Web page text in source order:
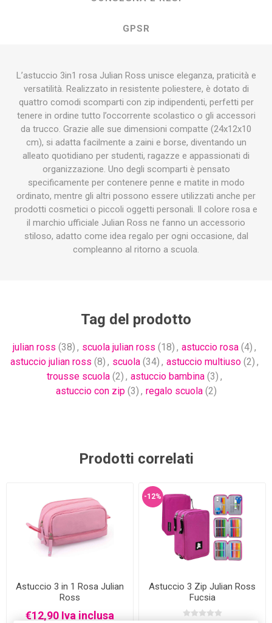
GPSR
L’astuccio 3in1 rosa Julian Ross unisce eleganza, praticità e
versatilità. Realizzato in resistente poliestere, è dotato di
quattro comodi scomparti con zip indipendenti, perfetti per
tenere in ordine tutto l’occorrente scolastico o gli accessori
da trucco. Grazie alle sue dimensioni compatte (24x12x10
cm), si adatta facilmente a zaini e borse, diventando un
alleato quotidiano per studenti, ragazze e appassionati di
organizzazione. Uno degli scomparti è pensato
specificamente per contenere penne e matite in modo
ordinato, mentre gli altri possono essere utilizzati anche per
prodotti cosmetici o piccoli oggetti personali. Il colore rosa e
il marchio ufficiale Julian Ross ne fanno un accessorio
stiloso, adatto come idea regalo per ogni occasione, dal
compleanno al ritorno a scuola.
Tag del prodotto
julian ross (38) , scuola julian ross (18) , astuccio rosa (4) ,
astuccio julian ross (8) , scuola (34) , astuccio multiuso (2) ,
trousse scuola (2) , astuccio bambina (3) ,
astuccio con zip (3) , regalo scuola (2)
Prodotti correlati
Astuccio 3 in 1 Rosa Julian
Ross
€12,90 Iva inclusa
-12%
Astuccio 3 Zip Julian Ross
Fucsia